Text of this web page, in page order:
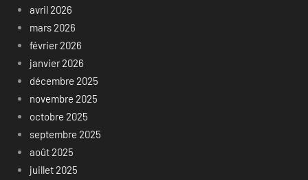
avril 2026
mars 2026
février 2026
janvier 2026
décembre 2025
novembre 2025
octobre 2025
septembre 2025
août 2025
juillet 2025